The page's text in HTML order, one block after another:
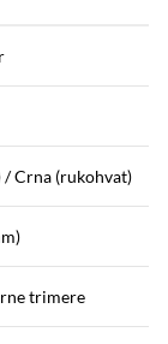
/ Crna (rukohvat)
trimere